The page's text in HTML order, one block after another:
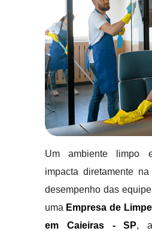
Um ambiente limpo
impacta diretamente
desempenho das
uma Empresa de
em Caieiras - SP,